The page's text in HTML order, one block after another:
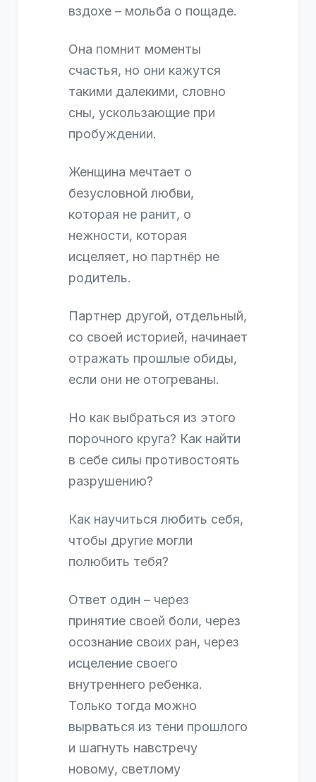
вздохе – мольба о пощаде.
Она помнит моменты
счастья, но они кажутся
такими далекими, словно
сны, ускользающие при
пробуждении.
Женщина мечтает о
безусловной любви,
которая не ранит, о
нежности, которая
исцеляет, но партнёр не
родитель.
Партнер другой, отдельный,
со своей историей, начинает
отражать прошлые обиды,
если они не отогреваны.
Но как выбраться из этого
порочного круга? Как найти
в себе силы противостоять
разрушению?
Как научиться любить себя,
чтобы другие могли
полюбить тебя?
Ответ один – через
принятие своей боли, через
осознание своих ран, через
исцеление своего
внутреннего ребенка.
Только тогда можно
вырваться из тени прошлого
и шагнуть навстречу
новому, светлому